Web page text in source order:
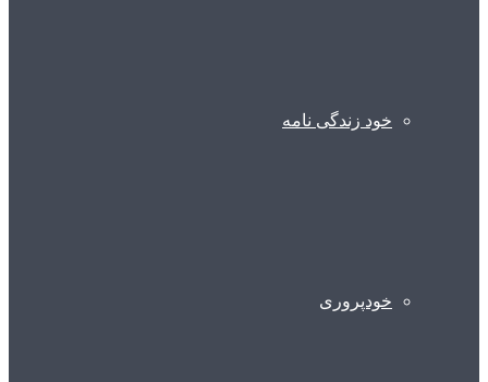
خود زندگی نامه
خودپروری